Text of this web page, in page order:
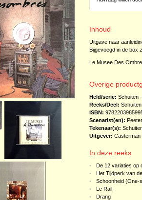
Inhoud
Uitgave naar
Bijgevoegd in de box
Le Musee Des
Overige
Held/serie: Schuiten
Reeks/Deel:
ISBN:
Scenarist(en):
Tekenaar(s):
Uitgever: Casterman
In deze reeks
•
De 12 variaties op
•
Het Tijdperk van
•
Schoonheid (One-
•
Le Rail
•
Drang